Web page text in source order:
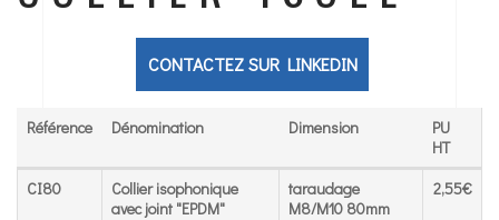
CONTACTEZ SUR LINKEDIN
Référence Dénomination Dimension
PU
HT
Référence
Dénomination Dimension
PU
HT
CI80
Collier isophonique
avec joint "EPDM"
taraudage
M8/M10 80mm
2,55€